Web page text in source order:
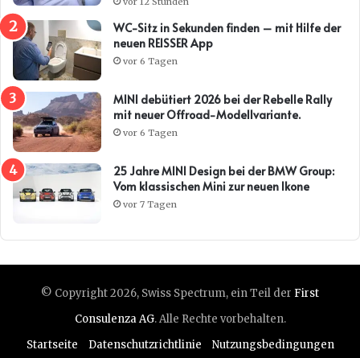
WC-Sitz in Sekunden finden – mit Hilfe der
neuen REISSER App
vor 6 Tagen
MINI debütiert 2026 bei der Rebelle Rally
mit neuer Offroad-Modellvariante.
vor 6 Tagen
25 Jahre MINI Design bei der BMW Group:
Vom klassischen Mini zur neuen Ikone
vor 7 Tagen
© Copyright 2026, Swiss Spectrum, ein Teil der First
Consulenza AG. Alle Rechte vorbehalten.
Startseite
Datenschutzrichtlinie Nutzungsbedingungen